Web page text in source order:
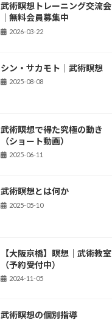
武術瞑想トレーニング交流会
｜無料会員募集中
2026-03-22
シン・サカモト｜武術瞑想
2025-08-08
武術瞑想で得た究極の動き
（ショート動画）
2025-06-11
武術瞑想とは何か
2025-05-10
【大阪京橋】瞑想｜武術教室
（予約受付中）
2024-11-05
武術瞑想の個別指導